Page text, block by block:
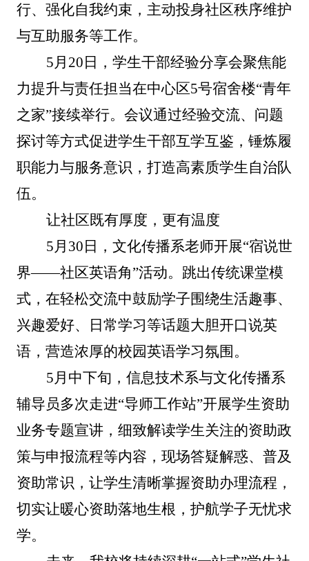
行、强化自我约束，主动投身社区秩序维护
与互助服务等工作。
5月20日，学生干部经验分享会聚焦能
力提升与责任担当在中心区5号宿舍楼“青年
之家”接续举行。会议通过经验交流、问题
探讨等方式促进学生干部互学互鉴，锤炼履
职能力与服务意识，打造高素质学生自治队
伍。
让社区既有厚度，更有温度
5月30日，文化传播系老师开展“宿说世
界——社区英语角”活动。跳出传统课堂模
式，在轻松交流中鼓励学子围绕生活趣事、
兴趣爱好、日常学习等话题大胆开口说英
语，营造浓厚的校园英语学习氛围。
5月中下旬，信息技术系与文化传播系
辅导员多次走进“导师工作站”开展学生资助
业务专题宣讲，细致解读学生关注的资助政
策与申报流程等内容，现场答疑解惑、普及
资助常识，让学生清晰掌握资助办理流程，
切实让暖心资助落地生根，护航学子无忧求
学。